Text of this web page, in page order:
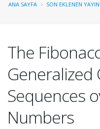
ANA SAYFA SON EKLENEN
The
Sequences
Numbers